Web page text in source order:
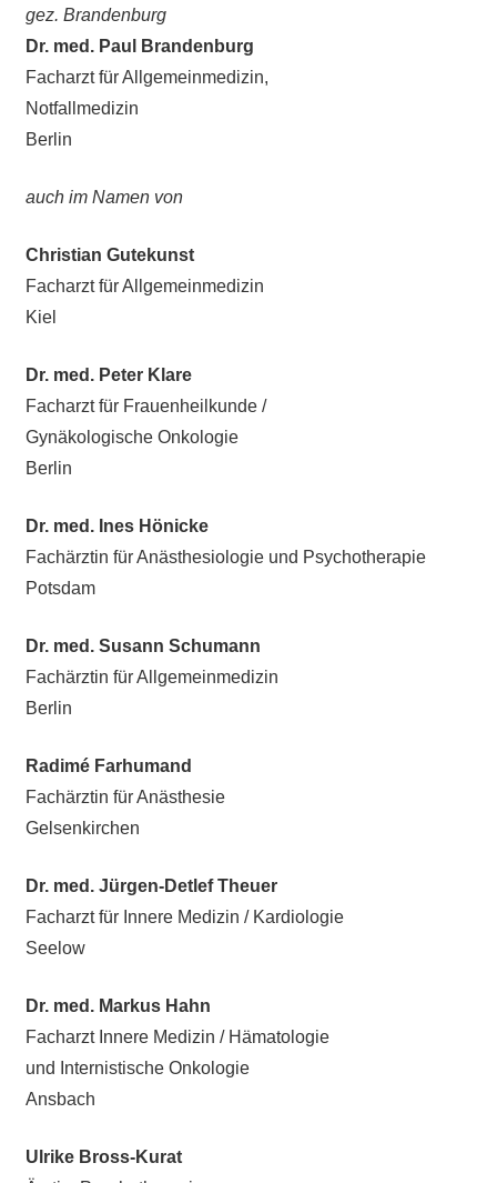
gez. Brandenburg
Dr. med. Paul Brandenburg
Facharzt für Allgemeinmedizin,
Notfallmedizin
Berlin
auch im Namen von
Christian Gutekunst
Facharzt für Allgemeinmedizin
Kiel
Dr. med. Peter Klare
Facharzt für Frauenheilkunde /
Gynäkologische Onkologie
Berlin
Dr. med. Ines Hönicke
Fachärztin für Anästhesiologie und Psychotherapie
Potsdam
Dr. med. Susann Schumann
Fachärztin für Allgemeinmedizin
Berlin
Radimé Farhumand
Fachärztin für Anästhesie
Gelsenkirchen
Dr. med. Jürgen-Detlef Theuer
Facharzt für Innere Medizin / Kardiologie
Seelow
Dr. med. Markus Hahn
Facharzt Innere Medizin / Hämatologie
und Internistische Onkologie
Ansbach
Ulrike Bross-Kurat